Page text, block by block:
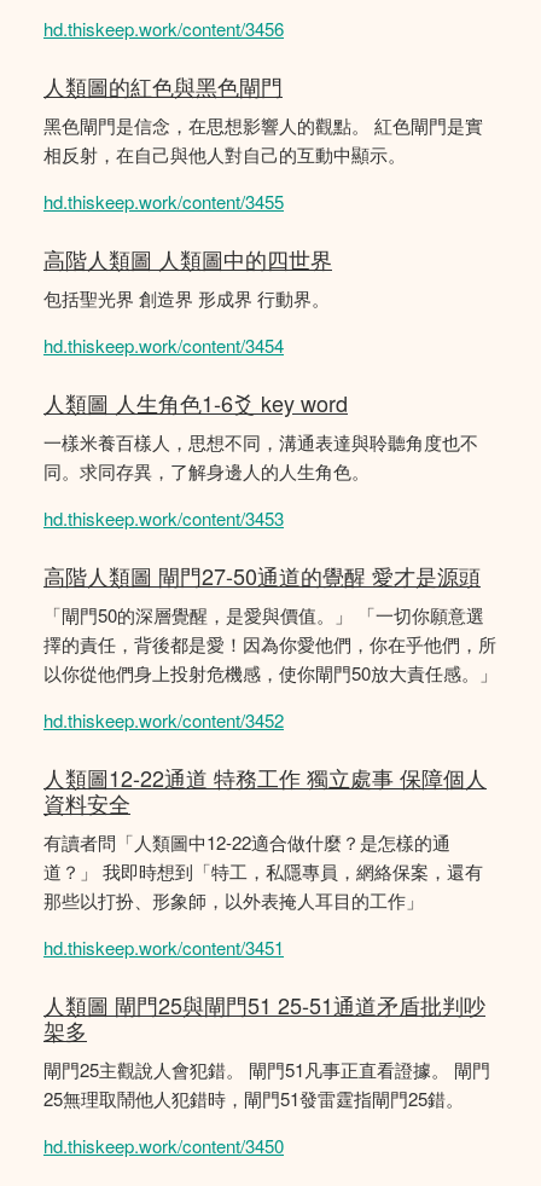
hd.thiskeep.work/content/3456
人類圖的紅色與黑色閘門
黑色閘門是信念，在思想影響人的觀點。 紅色閘門是實
相反射，在自己與他人對自己的互動中顯示。
hd.thiskeep.work/content/3455
高階人類圖 人類圖中的四世界
包括聖光界 創造界 形成界 行動界。
hd.thiskeep.work/content/3454
人類圖 人生角色1-6爻 key word
一樣米養百樣人，思想不同，溝通表達與聆聽角度也不
同。求同存異，了解身邊人的人生角色。
hd.thiskeep.work/content/3453
高階人類圖 閘門27-50通道的覺醒 愛才是源頭
「閘門50的深層覺醒，是愛與價值。」 「一切你願意選
擇的責任，背後都是愛！因為你愛他們，你在乎他們，所
以你從他們身上投射危機感，使你閘門50放大責任感。」
hd.thiskeep.work/content/3452
人類圖12-22通道 特務工作 獨立處事 保障個人
資料安全
有讀者問「人類圖中12-22適合做什麼？是怎樣的通
道？」 我即時想到「特工，私隱專員，網絡保案，還有
那些以打扮、形象師，以外表掩人耳目的工作」
hd.thiskeep.work/content/3451
人類圖 閘門25與閘門51 25-51通道矛盾批判吵
架多
閘門25主觀說人會犯錯。 閘門51凡事正直看證據。 閘門
25無理取鬧他人犯錯時，閘門51發雷霆指閘門25錯。
hd.thiskeep.work/content/3450